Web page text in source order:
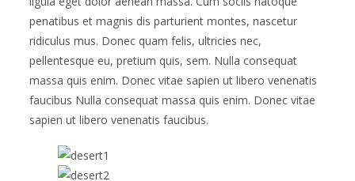
penatibus et magnis dis parturient montes, nascetur
ridiculus mus. Donec quam felis, ultricies nec,
pellentesque eu, pretium quis, sem. Nulla consequat
massa quis enim. Donec vitae sapien ut libero venenatis
faucibus Nulla consequat massa quis enim. Donec vitae
sapien ut libero venenatis faucibus.